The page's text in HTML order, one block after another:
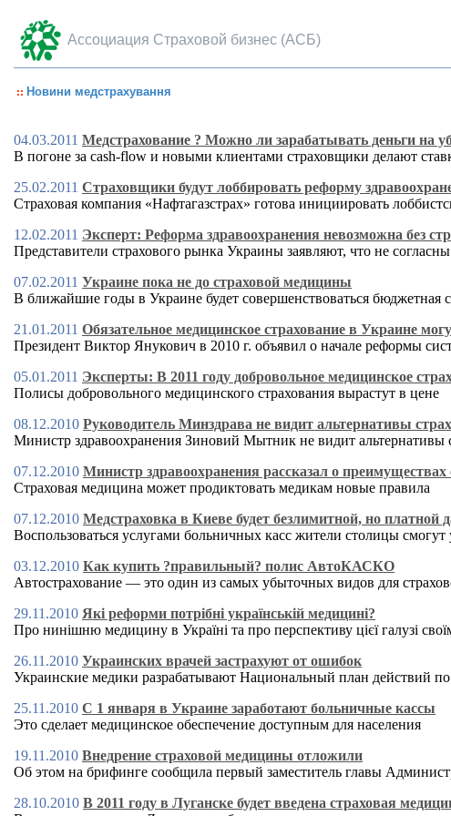
Ассоциация Страховой бизнес (АСБ)
Новини медстрахування
04.03.2011 Медстрахование ? Можно ли зарабатывать деньги на
В погоне за cash-flow и новыми клиентами страховщики делают
25.02.2011 Страховщики будут лоббировать реформу
Страховая компания «Нафтагазстрах» готова инициировать
12.02.2011 Эксперт: Реформа здравоохранения невозможна без
Представители страхового рынка Украины заявляют, что не
07.02.2011 Украине пока не до страховой медицины
В ближайшие годы в Украине будет совершенствоваться бюджетная
21.01.2011 Обязательное медицинское страхование в Украине
Президент Виктор Янукович в 2010 г. объявил о начале реформы
05.01.2011 Эксперты: В 2011 году добровольное медицинское
Полисы добровольного медицинского страхования вырастут в цене
08.12.2010 Руководитель Минздрава не видит альтернативы
Министр здравоохранения Зиновий Мытник не видит альтернативы
07.12.2010 Министр здравоохранения рассказал о
Страховая медицина может продиктовать медикам новые правила
07.12.2010 Медстраховка в Киеве будет безлимитной, но платной
Воспользоваться услугами больничных касс жители столицы смогут
03.12.2010 Как купить ?правильный? полис АвтоКАСКО
Автострахование — это один из самых убыточных видов для
29.11.2010 Які реформи потрібні українській медицині?
Про нинішню медицину в Україні та про перспективу цієї галузі
26.11.2010 Украинских врачей застрахуют от ошибок
Украинские медики разрабатывают Национальный план действий по
25.11.2010 С 1 января в Украине заработают больничные кассы
Это сделает медицинское обеспечение доступным для населения
19.11.2010 Внедрение страховой медицины отложили
Об этом на брифинге сообщила первый заместитель главы
28.10.2010 В 2011 году в Луганске будет введена страховая